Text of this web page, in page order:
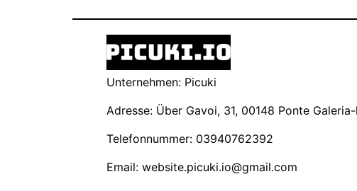
Unternehmen: Picuki
Adresse: Über Gavoi, 31, 00148 Ponte
Telefonnummer: 03940762392
Email: website.picuki.io@gmail.com